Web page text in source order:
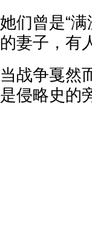
她们曾是“
的妻子，有
当战争戛然
是侵略史的